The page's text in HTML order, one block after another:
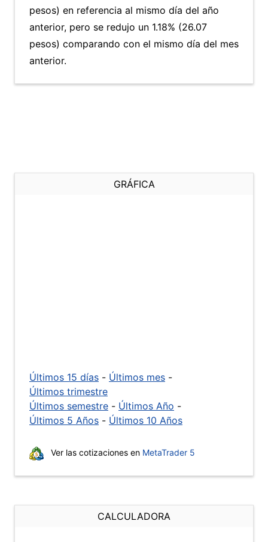
pesos) en referencia al mismo día del año
anterior, pero se redujo un 1.18% (26.07
pesos) comparando con el mismo día del mes
anterior.
GRÁFICA
Últimos 15 días - Últimos mes -
Últimos trimestre
Últimos semestre - Últimos Año -
Últimos 5 Años - Últimos 10 Años
Ver las cotizaciones en MetaTrader 5
CALCULADORA